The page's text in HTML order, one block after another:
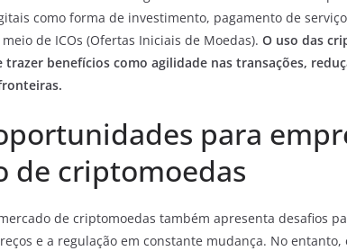
como forma de investimento, pagamento de
de ICOs (Ofertas Iniciais de Moedas). O uso das
benefícios como agilidade nas transações,
para
de criptomoedas
de criptomoedas também apresenta desafios
e a regulação em constante mudança. No entanto,